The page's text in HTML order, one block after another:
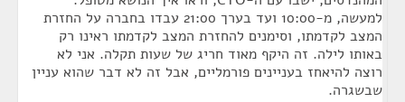
למעשה, מ-10:00 ועד בערך 21:00 עבדו בחברה על החזרת
המצב לקדמתו, וסימנים להחזרת המצב לקדמתו ראינו רק
באותו לילה. זה היקף מאוד חריג של שעות תקלה. אני לא
רוצה להיאחז בעניינים פורמליים, אבל זה לא דבר שהוא עניין
שבשגרה.